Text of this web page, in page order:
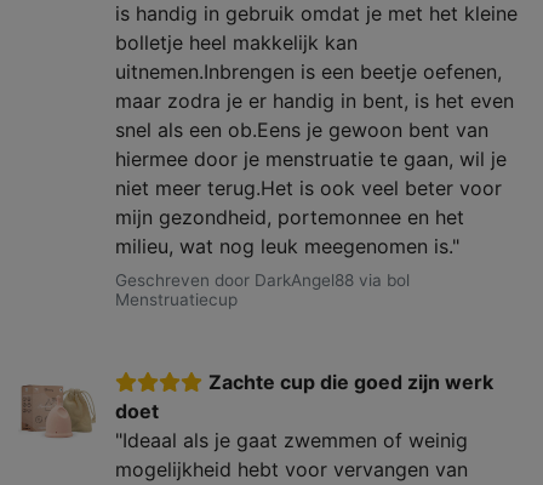
is handig in gebruik omdat je met het kleine
bolletje heel makkelijk kan
uitnemen.Inbrengen is een beetje oefenen,
maar zodra je er handig in bent, is het even
snel als een ob.Eens je gewoon bent van
hiermee door je menstruatie te gaan, wil je
niet meer terug.Het is ook veel beter voor
mijn gezondheid, portemonnee en het
milieu, wat nog leuk meegenomen is."
Geschreven door DarkAngel88 via bol
Menstruatiecup
Zachte cup die goed zijn werk
doet
"Ideaal als je gaat zwemmen of weinig
mogelijkheid hebt voor vervangen van